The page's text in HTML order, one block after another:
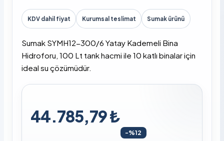
KDV dahil fiyat Kurumsal teslimat Sumak ürünü
Sumak SYMH12-300/6 Yatay Kademeli Bina
Hidroforu, 100 Lt tank hacmi ile 10 katlı binalar için
ideal su çözümüdür.
44.785,79 ₺
-%12